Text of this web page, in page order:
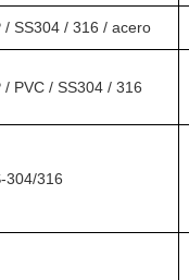
/ SS304 / 316 / acero
/ PVC / SS304 / 316
304/316